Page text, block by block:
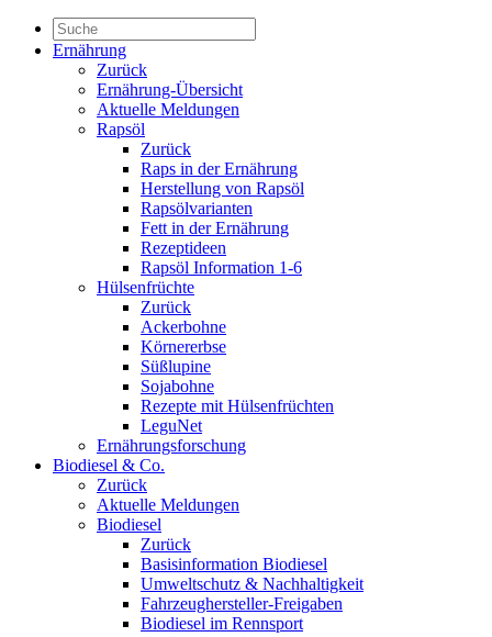
Ernährung
Zurück
Ernährung-Übersicht
Aktuelle Meldungen
Rapsöl
Zurück
Raps in der Ernährung
Herstellung von Rapsöl
Rapsölvarianten
Fett in der Ernährung
Rezeptideen
Rapsöl Information 1-6
Hülsenfrüchte
Zurück
Ackerbohne
Körnererbse
Süßlupine
Sojabohne
Rezepte mit Hülsenfrüchten
LeguNet
Ernährungsforschung
Biodiesel & Co.
Zurück
Aktuelle Meldungen
Biodiesel
Zurück
Basisinformation Biodiesel
Umweltschutz & Nachhaltigkeit
Fahrzeughersteller-Freigaben
Biodiesel im Rennsport